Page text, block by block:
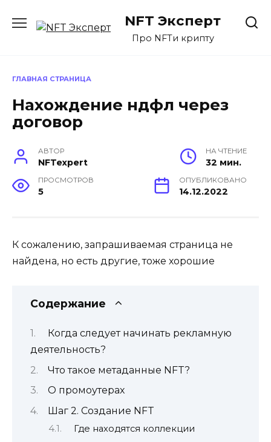
содержанию
NFT Эксперт
Про NFTи крипту
ГЛАВНАЯ СТРАНИЦА
Нахождение ндфл через
договор
АВТОР
NFTexpert
НА ЧТЕНИЕ
32 мин.
ПРОСМОТРОВ
5
ОПУБЛИКОВАНО
14.12.2022
К сожалению, запрашиваемая страница не
найдена, но есть другие, тоже хорошие
Содержание
Когда следует начинать рекламную
деятельность?
Что такое метаданные NFT?
О промоутерах
Шаг 2. Создание NFT
Где находятся коллекции